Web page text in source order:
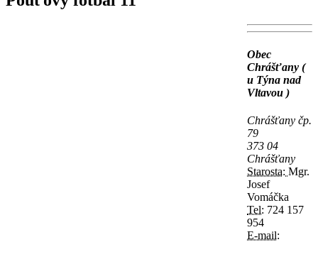
Obec
Chrášťany (
u Týna nad
Vltavou )
Chrášťany čp.
79
373 04
Chrášťany
Starosta: Mgr.
Josef
Vomáčka
Tel: 724 157
954
E-mail: